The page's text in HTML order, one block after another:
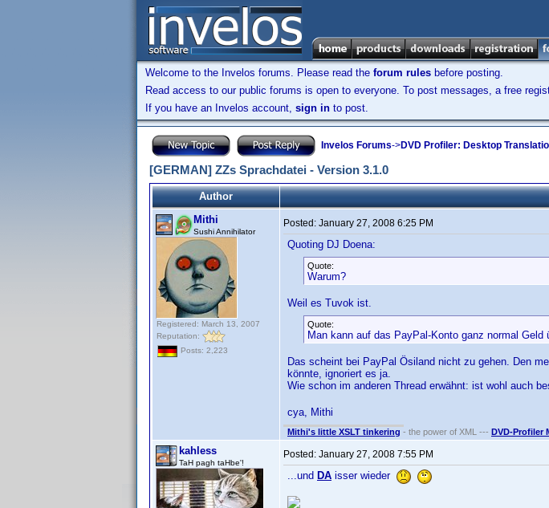
Welcome to the Invelos forums. Please read the forum rules before posting.
Read access to our public forums is open to everyone. To post messages, a free
If you have an Invelos account, sign in to post.
Invelos Forums->DVD Profiler: Desktop
[GERMAN] ZZs Sprachdatei - Version 3.1.0
Author
Mithi
Sushi Annihilator
Registered: March 13, 2007
Reputation:
Posts: 2,223
Posted: January 27, 2008 6:25 PM
Quoting DJ Doena:
Quote:
Warum?
Weil es Tuvok ist.
Quote:
Man kann auf das PayPal-Konto ganz normal Geld
Das scheint bei PayPal Ösiland nicht zu gehen. Den
könnte, ignoriert es ja.
Wie schon im anderen Thread erwähnt: ist wohl auch
cya, Mithi
Mithi's little XSLT tinkering - the power of XML --- DVD-Profiler
kahless
TaH pagh taHbe'!
Posted: January 27, 2008 7:55 PM
...und DA isser wieder